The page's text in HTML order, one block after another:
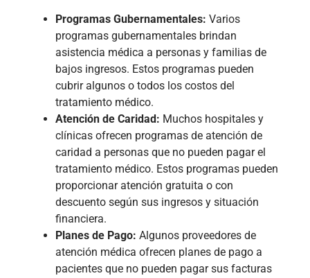
Programas Gubernamentales: Varios
programas gubernamentales brindan
asistencia médica a personas y familias de
bajos ingresos. Estos programas pueden
cubrir algunos o todos los costos del
tratamiento médico.
Atención de Caridad: Muchos hospitales y
clínicas ofrecen programas de atención de
caridad a personas que no pueden pagar el
tratamiento médico. Estos programas pueden
proporcionar atención gratuita o con
descuento según sus ingresos y situación
financiera.
Planes de Pago: Algunos proveedores de
atención médica ofrecen planes de pago a
pacientes que no pueden pagar sus facturas